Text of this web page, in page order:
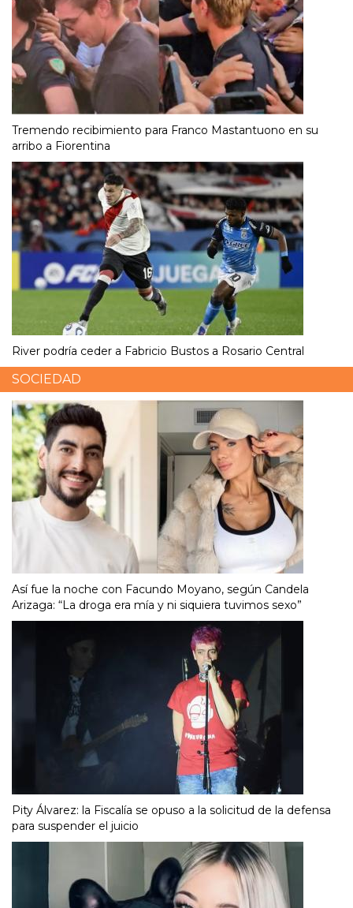
Tremendo recibimiento para Franco Mastantuono en su
arribo a Fiorentina
River podría ceder a Fabricio Bustos a Rosario Central
SOCIEDAD
Así fue la noche con Facundo Moyano, según Candela
Arizaga: “La droga era mía y ni siquiera tuvimos sexo”
Pity Álvarez: la Fiscalía se opuso a la solicitud de la defensa
para suspender el juicio